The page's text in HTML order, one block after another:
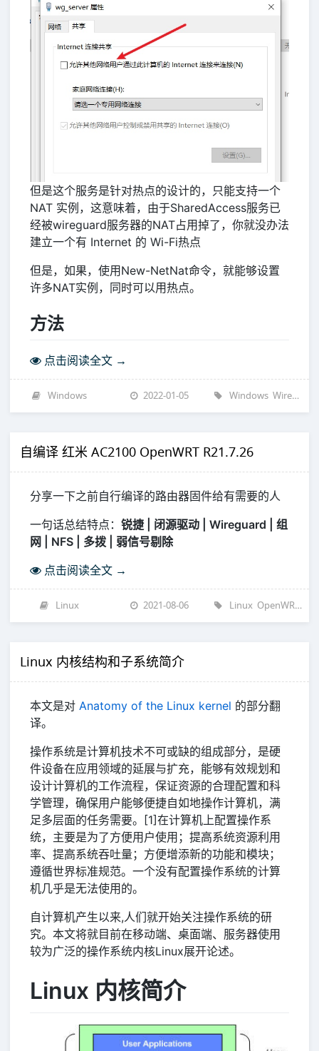
但是这个服务是针对热点的设计的，只能支持一个
NAT 实例，这意味着，由于SharedAccess服务已
经被wireguard服务器的NAT占用掉了，你就没办法
建立一个有 Internet 的 Wi-Fi热点
但是，如果，使用New-NetNat命令，就能够设置
许多NAT实例，同时可以用热点。
方法
点击阅读全文 →
Windows 2022-01-05 Windows WireGuard
自编译 红米 AC2100 OpenWRT R21.7.26
分享一下之前自行编译的路由器固件给有需要的人
一句话总结特点： 锐捷 | 闭源驱动 | Wireguard | 组
网 | NFS | 多拨 | 弱信号剔除
点击阅读全文 →
Linux 2021-08-06 Linux OpenWRT
Linux 内核结构和子系统简介
本文是对 Anatomy of the Linux kernel 的部分翻
译。
操作系统是计算机技术不可或缺的组成部分，是硬
件设备在应用领域的延展与扩充，能够有效规划和
设计计算机的工作流程，保证资源的合理配置和科
学管理，确保用户能够便捷自如地操作计算机，满
足多层面的任务需要。[1]在计算机上配置操作系
统，主要是为了方便用户使用；提高系统资源利用
率、提高系统吞吐量；方便增添新的功能和模块；
遵循世界标准规范。一个没有配置操作系统的计算
机几乎是无法使用的。
自计算机产生以来,人们就开始关注操作系统的研
究。本文将就目前在移动端、桌面端、服务器使用
较为广泛的操作系统内核Linux展开论述。
Linux 内核简介